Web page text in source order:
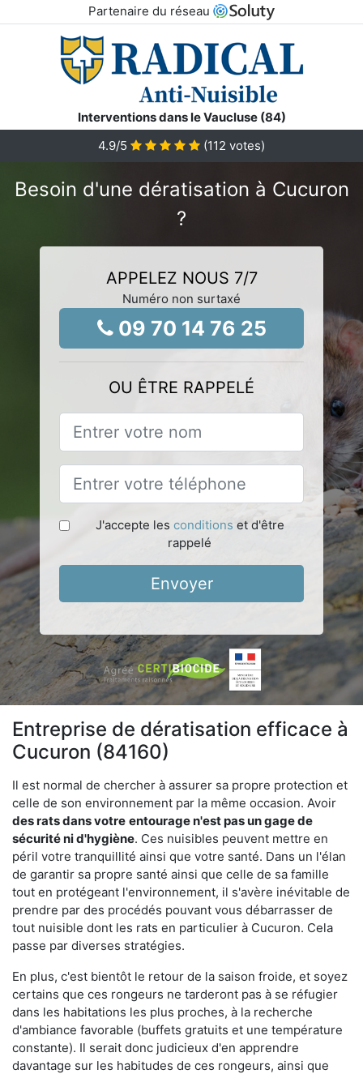
Partenaire du réseau
Interventions dans le Vaucluse (84)
4.9/5 (112 votes)
Besoin d'une dératisation à Cucuron
?
APPELEZ NOUS 7/7
Numéro non surtaxé
09 70 14 76 25
OU ÊTRE RAPPELÉ
J'accepte les conditions et d'être
rappelé
Envoyer
Entreprise de dératisation efficace à
Cucuron (84160)
Il est normal de chercher à assurer sa propre protection et
celle de son environnement par la même occasion. Avoir
des rats dans votre entourage n'est pas un gage de
sécurité ni d'hygiène. Ces nuisibles peuvent mettre en
péril votre tranquillité ainsi que votre santé. Dans un l'élan
de garantir sa propre santé ainsi que celle de sa famille
tout en protégeant l'environnement, il s'avère inévitable de
prendre par des procédés pouvant vous débarrasser de
tout nuisible dont les rats en particulier à Cucuron. Cela
passe par diverses stratégies.
En plus, c'est bientôt le retour de la saison froide, et soyez
certains que ces rongeurs ne tarderont pas à se réfugier
dans les habitations les plus proches, à la recherche
d'ambiance favorable (buffets gratuits et une température
constante). Il serait donc judicieux d'en apprendre
davantage sur les habitudes de ces rongeurs, ainsi que